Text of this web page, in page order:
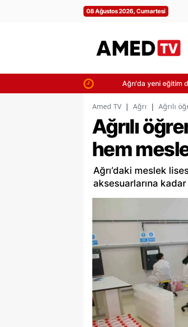
08 Ağustos 2026, Cumartesi
Ağrı'da yeni eğitim dönemi
Amed TV | Ağrı | Ağrılı
Ağrılı
hem
Ağrı’daki meslek
aksesuarlarına